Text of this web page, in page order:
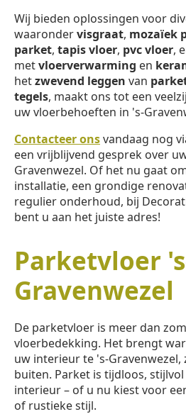
Wij bieden oplossingen voor
waarondervisgraat, mozaïek
parket, tapis vloer, pvc vloer,
metvloerverwarming en
hetzwevend leggen van
tegels, maakt ons tot een
uw vloerbehoeften in 's-
Contacteer onsvandaag nog
een vrijblijvend gesprek over
Gravenwezel. Of het nu gaat
installatie, een grondige
regulier onderhoud, bij
bent u aan het juiste adres!
Parketvloer
Gravenwezel
De parketvloer is meer dan
vloerbedekking. Het brengt
uw interieur te 's-Gravenwezel,
buiten. Parket is tijdloos,
interieur – of u nu kiest voor
of rustieke stijl.